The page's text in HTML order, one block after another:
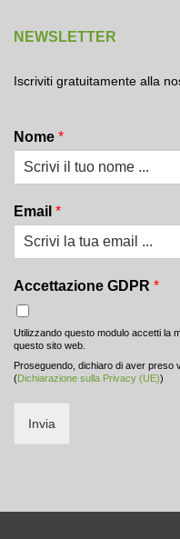
NEWSLETTER
Iscriviti gratuitamente alla
Nome *
Email *
Accettazione GDPR *
Utilizzando questo modulo accetti la
questo sito web.
Proseguendo, dichiaro di aver preso
(Dichiarazione sulla Privacy (UE))
Invia